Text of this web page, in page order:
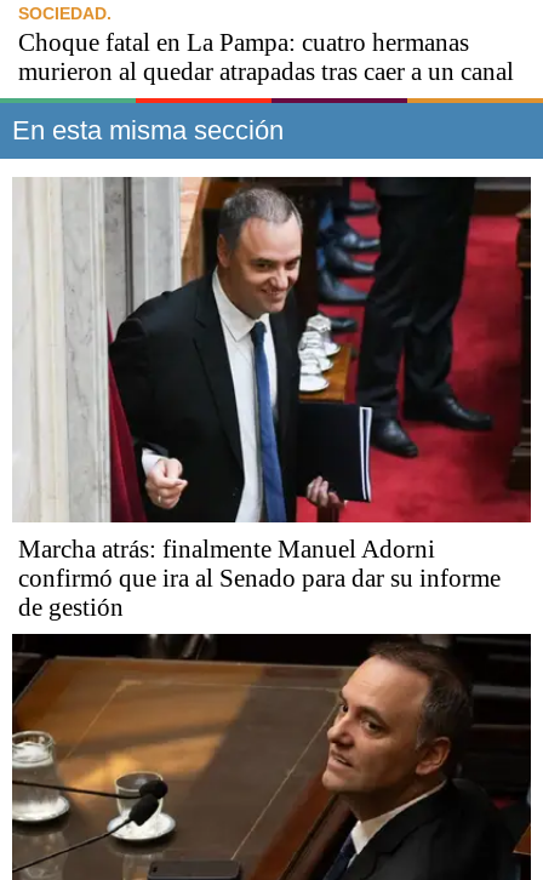
SOCIEDAD.
Choque fatal en La Pampa: cuatro hermanas
murieron al quedar atrapadas tras caer a un canal
En esta misma sección
Marcha atrás: finalmente Manuel Adorni
confirmó que ira al Senado para dar su informe
de gestión